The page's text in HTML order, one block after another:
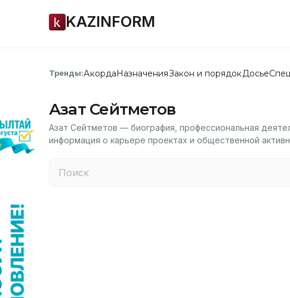
KAZINFORM
Тренды:АкордаНазначенияЗакон и порядок Досье
Азат Сейтметов
Азат Сейтметов — биография, профессиональная
информация о карьере проектах и общественной